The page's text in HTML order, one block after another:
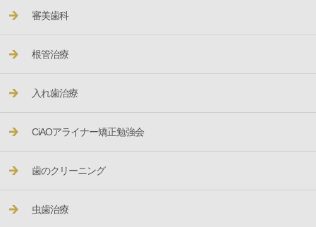
審美歯科
根管治療
入れ歯治療
CiAOアライナー矯正勉強会
歯のクリーニング
虫歯治療